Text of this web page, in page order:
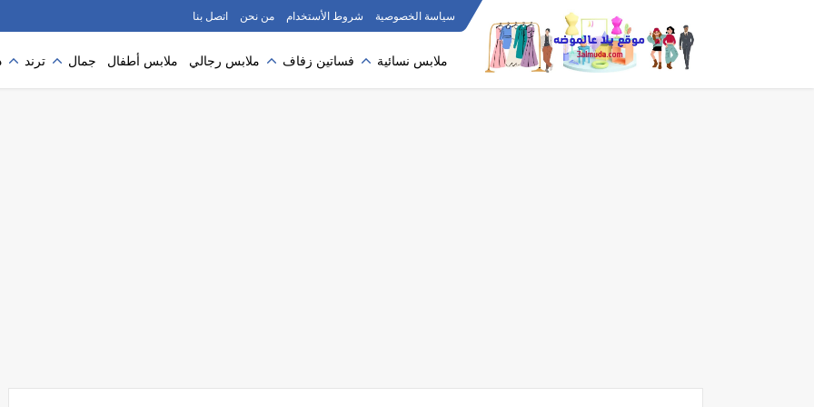
سياسة الخصوصية شروط الأستخدام من نحن اتصل بنا
ملابس نسائية فساتين زفاف ملابس رجالي ملابس أطفال جمال ترند